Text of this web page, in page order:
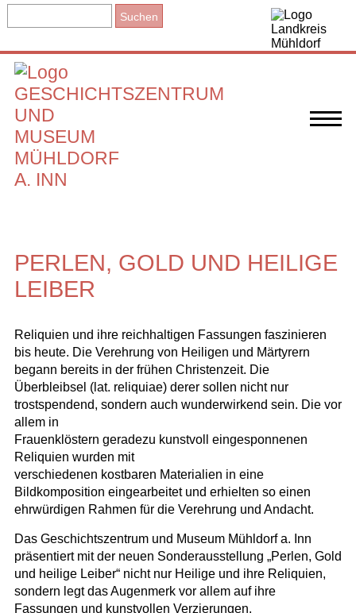
PERLEN, GOLD UND HEILIGE
LEIBER
Reliquien und ihre reichhaltigen Fassungen faszinieren
bis heute. Die Verehrung von Heiligen und Märtyrern
begann bereits in der frühen Christenzeit. Die
Überbleibsel (lat. reliquiae) derer sollen nicht nur
trostspendend, sondern auch wunderwirkend sein. Die vor
allem in
Frauenklöstern geradezu kunstvoll eingesponnenen
Reliquien wurden mit
verschiedenen kostbaren Materialien in eine
Bildkomposition eingearbeitet und erhielten so einen
ehrwürdigen Rahmen für die Verehrung und Andacht.
Das Geschichtszentrum und Museum Mühldorf a. Inn
präsentiert mit der neuen Sonderausstellung „Perlen, Gold
und heilige Leiber“ nicht nur Heilige und ihre Reliquien,
sondern legt das Augenmerk vor allem auf ihre
Fassungen und kunstvollen Verzierungen.